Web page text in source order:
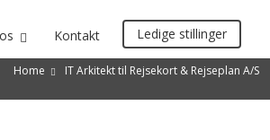
Kontakt Ledige stillinger
Home IT Arkitekt til Rejsekort & Rejseplan A/S